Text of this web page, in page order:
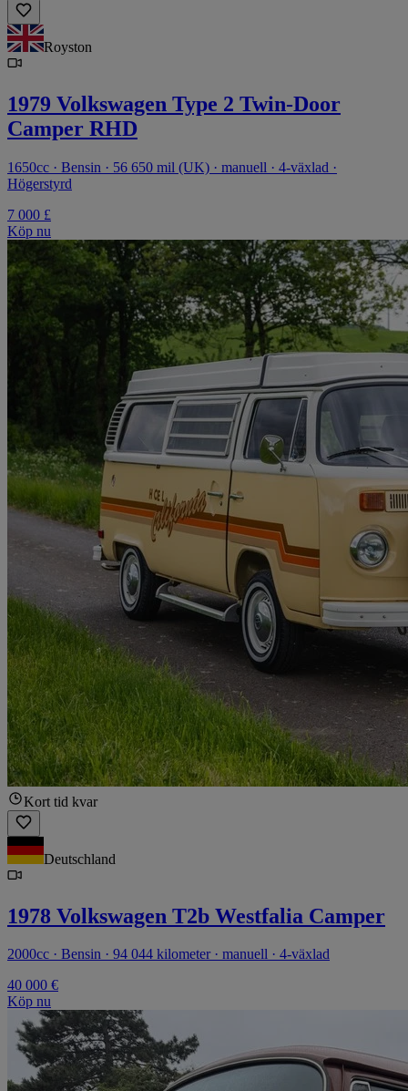
Royston
1979 Volkswagen Type 2 Twin-Door
Camper RHD
1650cc · Bensin · 56 650 mil (UK) · manuell · 4-växlad ·
Högerstyrd
7 000 £
Köp nu
Kort tid kvar
Deutschland
1978 Volkswagen T2b Westfalia Camper
2000cc · Bensin · 94 044 kilometer · manuell · 4-växlad
40 000 €
Köp nu